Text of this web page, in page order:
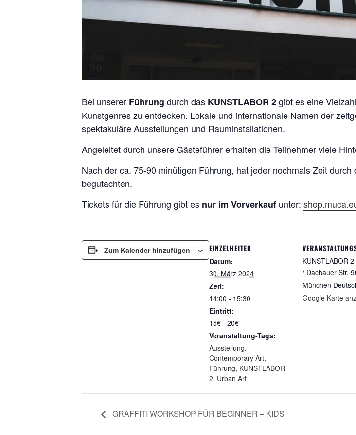
Bei unserer Führung durch das KUNSTLABOR 2gibt es eine
Kunstgenres zu entdecken. Lokale und internationale Namen der
spektakuläre Ausstellungen und Rauminstallationen.
Angeleitet durch unsere Gästeführer erhalten die Teilnehmer viele
Nach der ca. 75-90 minütigen Führung, hat jeder nochmals Zeit
begutachten.
Tickets für die Führung gibt es nur im Vorverkauf unter:
Zum Kalender hinzufügen EINZELHEITEN
Datum:
30. März 2024
Zeit:
14:00 - 15:30
Eintritt:
15€ - 20€
Veranstaltung-Tags:
Ausstellung,
Contemporary Art,
Führung, KUNSTLABOR
2, Urban Art
KUNSTLABOR 2
/ Dachauer Str.
München
Google Karte
GRAFFITI WORKSHOP FÜR BEGINNER – KIDS